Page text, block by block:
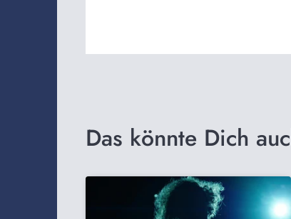
Das könnte Dich